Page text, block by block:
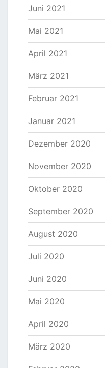
Juni 2021
Mai 2021
April 2021
März 2021
Februar 2021
Januar 2021
Dezember 2020
November 2020
Oktober 2020
September 2020
August 2020
Juli 2020
Juni 2020
Mai 2020
April 2020
März 2020